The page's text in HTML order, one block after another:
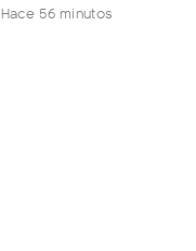
Hace 56 minutos